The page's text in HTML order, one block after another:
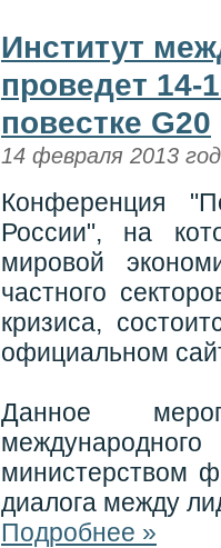
Институт
проведет
повестке G20
14 февраля 2013
Конференция
России", на
мировой
частного
кризиса,
официальном
Данное
министерством
диалога между
Подробнее »